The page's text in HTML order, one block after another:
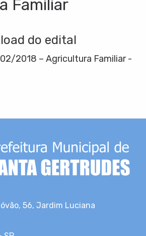
Familiar
do edital
2018 – Agricultura Familiar -
56, Jardim Luciana